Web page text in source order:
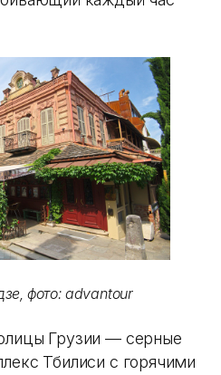
фото: advantour
Грузии — серные
Тбилиси с горячими